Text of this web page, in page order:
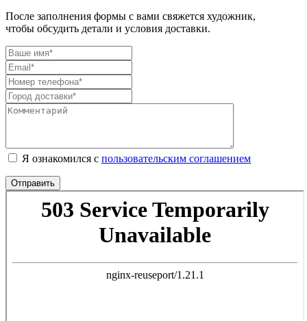
После заполнения формы с вами свяжется художник,
чтобы обсудить детали и условия доставки.
Я ознакомился с пользовательским соглашением